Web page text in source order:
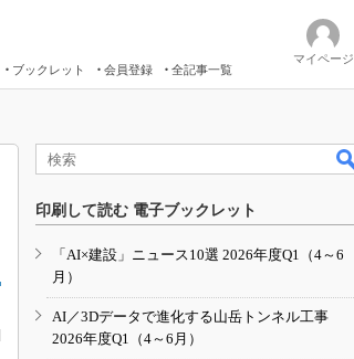
ブックレット 会員登録 全記事一覧
マイページ
印刷して読む 電子ブックレット
「AI×建設」ニュース10選 2026年度Q1（4～6
月）
AI／3Dデータで進化する山岳トンネル工事
2026年度Q1（4～6月）